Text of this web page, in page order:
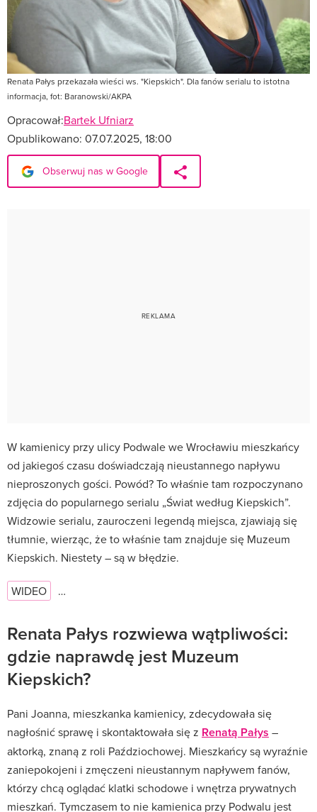
Renata Pałys przekazała wieści ws. "Kiepskich". Dla fanów serialu to istotna
informacja, fot: Baranowski/AKPA
Opracował:Bartek Ufniarz
Opublikowano: 07.07.2025, 18:00
Obserwuj nas w Google
W kamienicy przy ulicy Podwale we Wrocławiu mieszkańcy
od jakiegoś czasu doświadczają nieustannego napływu
nieproszonych gości. Powód? To właśnie tam rozpoczynano
zdjęcia do popularnego serialu „Świat według Kiepskich”.
Widzowie serialu, zauroczeni legendą miejsca, zjawiają się
tłumnie, wierząc, że to właśnie tam znajduje się Muzeum
Kiepskich. Niestety – są w błędzie.
WIDEO …
Renata Pałys rozwiewa wątpliwości:
gdzie naprawdę jest Muzeum
Kiepskich?
Pani Joanna, mieszkanka kamienicy, zdecydowała się
nagłośnić sprawę i skontaktowała się z Renatą Pałys –
aktorką, znaną z roli Paździochowej. Mieszkańcy są wyraźnie
zaniepokojeni i zmęczeni nieustannym napływem fanów,
którzy chcą oglądać klatki schodowe i wnętrza prywatnych
mieszkań. Tymczasem to nie kamienica przy Podwalu jest